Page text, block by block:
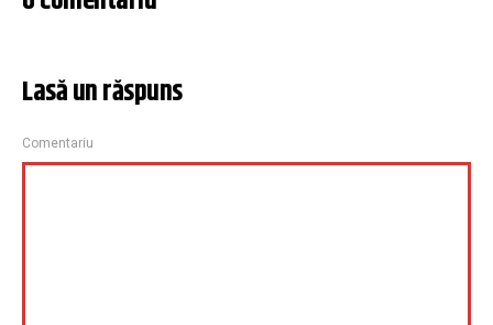
Lasă un răspuns
Comentariu